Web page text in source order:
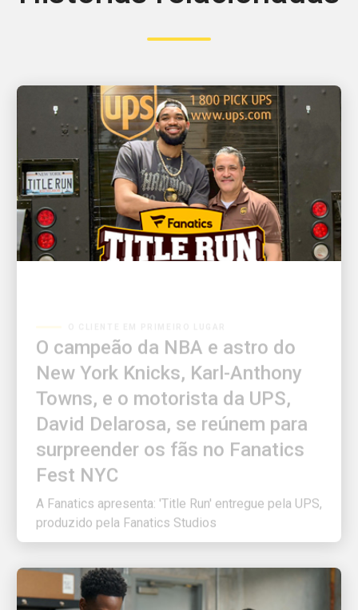
New York Knicks, Karl-Anthony
Towns, e o motorista da UPS,
David Delarosa, se reúnem para
surpreender os fãs no Fanatics
Fest NYC
A Fanatics apresenta: 'Title Run' entregue pela UPS,
produzido pela Fanatics Studios